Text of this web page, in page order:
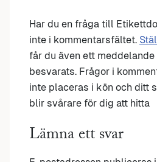
Har du en fråga till
inte i kommentarsfältet.
får du även ett
besvarats. Frågor i
inte placeras i kön och ditt
blir svårare för dig att hitta
Lämna ett svar